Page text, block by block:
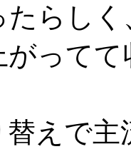
たらしく
がって
えで